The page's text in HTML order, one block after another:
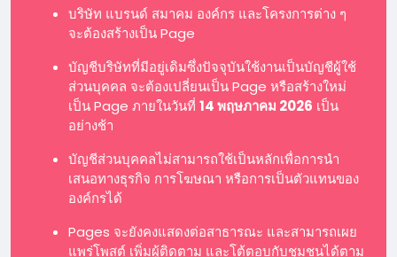
บริษัท แบรนด์ สมาคม องค์กร และโครงการต่าง ๆ
จะต้องสร้างเป็น Page
บัญชีบริษัทที่มีอยู่เดิมซึ่งปัจจุบันใช้งานเป็นบัญชีผู้ใช้
ส่วนบุคคล จะต้องเปลี่ยนเป็น Page หรือสร้างใหม่
เป็น Page ภายในวันที่ 14 พฤษภาคม 2026 เป็น
อย่างช้า
บัญชีส่วนบุคคลไม่สามารถใช้เป็นหลักเพื่อการนำ
เสนอทางธุรกิจ การโฆษณา หรือการเป็นตัวแทนของ
องค์กรได้
Pages จะยังคงแสดงต่อสาธารณะ และสามารถเผย
แพร่โพสต์ เพิ่มผู้ติดตาม และโต้ตอบกับชุมชนได้ตาม